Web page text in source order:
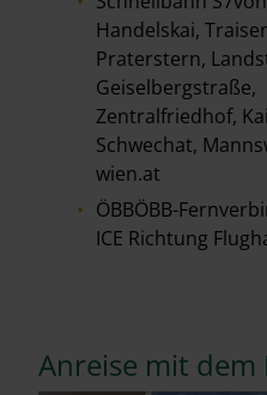
Handelskai,
Praterstern,
Geiselbergstraße,
Zentralfriedhof,
Schwechat,
wien.at
ÖBBÖBB-
ICE Richtung
Anreise mit dem